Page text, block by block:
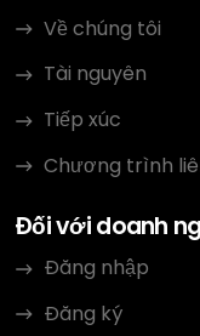
Về chúng tôi
Tài nguyên
Tiếp xúc
Chương trình
Đối với doanh
Đăng nhập
Đăng ký